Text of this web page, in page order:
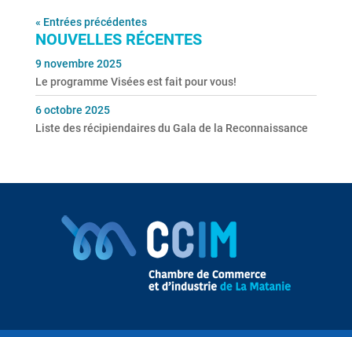
« Entrées précédentes
NOUVELLES RÉCENTES
Le programme Visées est fait pour vous!
9 novembre 2025
Liste des récipiendaires du Gala de la Reconnaissance
6 octobre 2025